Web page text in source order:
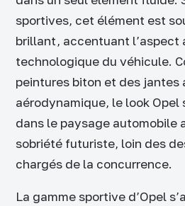
sportives, cet élément est
brillant, accentuant l’aspect
technologique du véhicule.
peintures biton et des jantes
aérodynamique, le look Opel
dans le paysage automobile
sobriété futuriste, loin des
chargés de la concurrence.
La gamme sportive d’Opel